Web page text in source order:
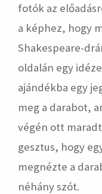
fotók az
a képhez, hogy
Shakespeare-
oldalán egy
ajándékba egy
meg a darabot,
végén ott
gesztus, hogy
megnézte a
néhány szót.